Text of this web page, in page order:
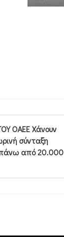
ΟΑΕΕ Χάνουν
σύνταξη
πάνω από 20.000